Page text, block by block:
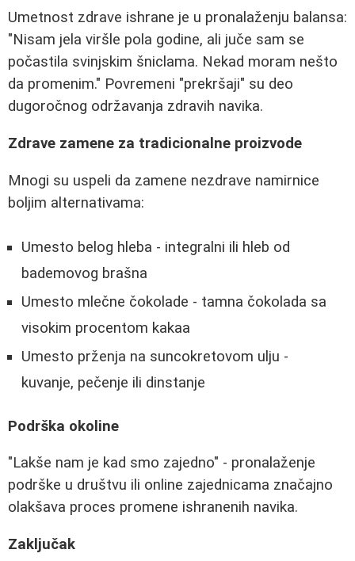
Umetnost zdrave ishrane je u pronalaženju balansa:
"Nisam jela viršle pola godine, ali juče sam se
počastila svinjskim šniclama. Nekad moram nešto
da promenim." Povremeni "prekršaji" su deo
dugoročnog održavanja zdravih navika.
Zdrave zamene za tradicionalne proizvode
Mnogi su uspeli da zamene nezdrave namirnice
boljim alternativama:
Umesto belog hleba - integralni ili hleb od
bademovog brašna
Umesto mlečne čokolade - tamna čokolada sa
visokim procentom kakaa
Umesto prženja na suncokretovom ulju -
kuvanje, pečenje ili dinstanje
Podrška okoline
"Lakše nam je kad smo zajedno" - pronalaženje
podrške u društvu ili online zajednicama značajno
olakšava proces promene ishranenih navika.
Zaključak